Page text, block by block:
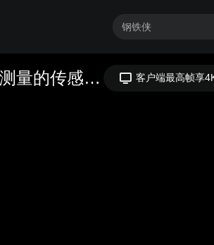
RBR海洋仪器在线技术讲坛第十四期 北极甲烷测量的传感器技术分享 2020-07-15 客户端最高帧享